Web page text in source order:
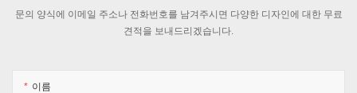
문의 양식에 이메일 주소나 전화번호를 남겨주시면 다양한 디자인에 대한 무료
견적을 보내드리겠습니다.
이름